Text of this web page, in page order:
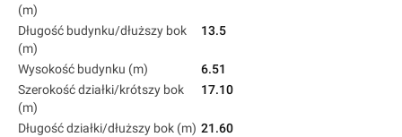
(m)
Długość budynku/dłuższy bok
(m)
13.5
Wysokość budynku (m)
6.51
Szerokość działki/krótszy bok
(m)
17.10
Długość działki/dłuższy bok (m) 21.60